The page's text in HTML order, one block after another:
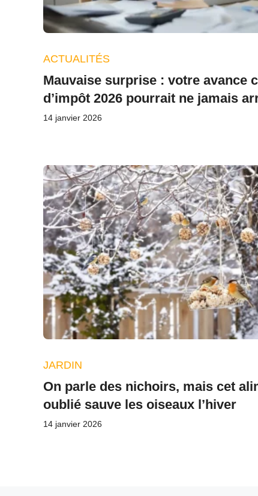
ACTUALITÉS
Mauvaise surprise : votre avance
d’impôt 2026 pourrait ne jamais
14 janvier 2026
JARDIN
On parle des nichoirs, mais cet
oublié sauve les oiseaux l’hiver
14 janvier 2026